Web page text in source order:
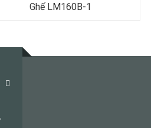
Ghế LM160B-1